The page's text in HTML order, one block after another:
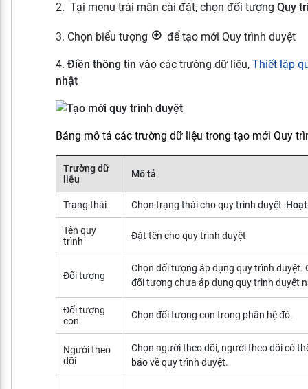
2. Tại menu trái màn cài đặt, chọn đối tượng Quy
3. Chọn biểu tượng để tạo mới Quy trình duyệt
4. Điền thông tin vào các trường dữ liệu, Thiết lập
nhật
Bảng mô tả các trường dữ liệu trong tạo mới Quy
Trường dữ
liệu
Mô tả
Trạng thái Chọn trạng thái cho quy trình duyệt:
Tên quy
trình
Đặt tên cho quy trình duyệt
Đối tượng
Chọn đối tượng áp dụng quy trình duyệt.
đối tượng chưa áp dụng quy trình duyệt
Đối tượng
con
Chọn đối tượng con trong phân hệ đó.
Người theo
dõi
Chọn người theo dõi, người theo dõi có
báo về quy trình duyệt.